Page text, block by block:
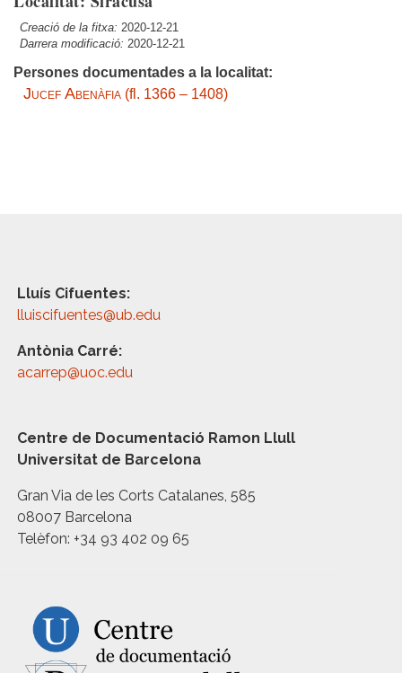
Creació de la fitxa: 2020-12-21
Darrera modificació: 2020-12-21
Persones documentades a la localitat:
Jucef Abenàfia (fl. 1366 – 1408)
Lluís Cifuentes:
lluiscifuentes@ub.edu
Antònia Carré:
acarrep@uoc.edu
Centre de Documentació Ramon Llull
Universitat de Barcelona
Gran Via de les Corts Catalanes, 585
08007 Barcelona
Telèfon: +34 93 402 09 65